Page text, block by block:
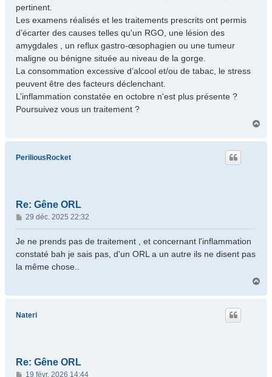
pertinent.
Les examens réalisés et les traitements prescrits ont permis
d’écarter des causes telles qu'un RGO, une lésion des
amygdales , un reflux gastro-œsophagien ou une tumeur
maligne ou bénigne située au niveau de la gorge.
La consommation excessive d’alcool et/ou de tabac, le stress
peuvent être des facteurs déclenchant.
L’inflammation constatée en octobre n'est plus présente ?
Poursuivez vous un traitement ?
u
PeriliousRocket
Re: Gêne ORL
M
e
s
g
29 déc. 2025 22:32
Je ne prends pas de traitement , et concernant l'inflammation
constaté bah je sais pas, d'un ORL a un autre ils ne disent pas
la même chose..
Nateri
Re: Gêne ORL
M19 févr. 2026 14:44